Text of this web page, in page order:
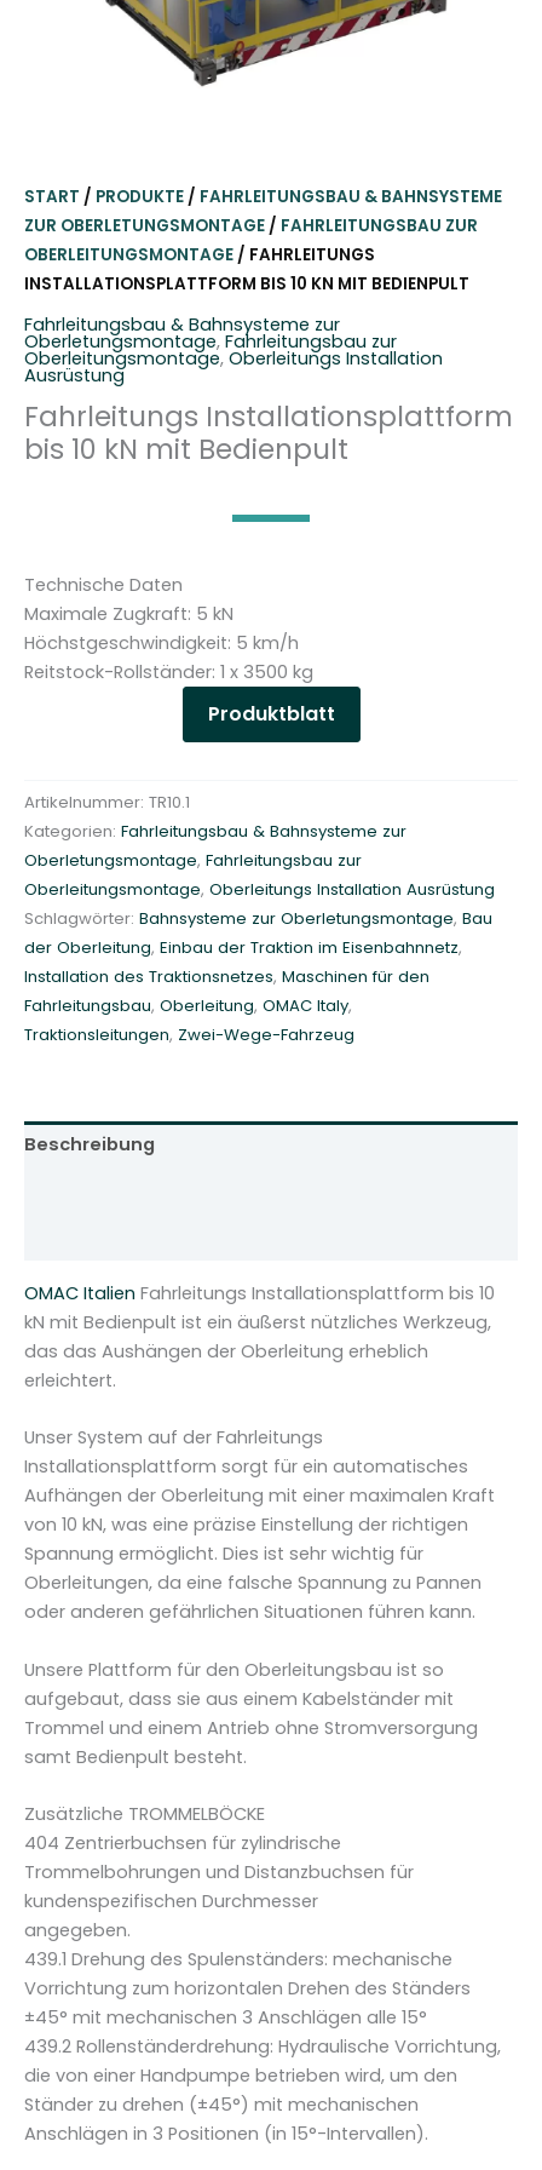
START / PRODUKTE / FAHRLEITUNGSBAU & BAHNSYSTEME
ZUR OBERLETUNGSMONTAGE / FAHRLEITUNGSBAU ZUR
OBERLEITUNGSMONTAGE / FAHRLEITUNGS
INSTALLATIONSPLATTFORM BIS 10 KN MIT BEDIENPULT
Fahrleitungsbau & Bahnsysteme zur
Oberletungsmontage, Fahrleitungsbau zur
Oberleitungsmontage, Oberleitungs Installation
Ausrüstung
Fahrleitungs Installationsplattform
bis 10 kN mit Bedienpult
Technische Daten
Maximale Zugkraft: 5 kN
Höchstgeschwindigkeit: 5 km/h
Reitstock-Rollständer: 1 x 3500 kg
Produktblatt
Artikelnummer: TR10.1
Kategorien: Fahrleitungsbau & Bahnsysteme zur
Oberletungsmontage, Fahrleitungsbau zur
Oberleitungsmontage, Oberleitungs Installation Ausrüstung
Schlagwörter: Bahnsysteme zur Oberletungsmontage, Bau
der Oberleitung, Einbau der Traktion im Eisenbahnnetz,
Installation des Traktionsnetzes, Maschinen für den
Fahrleitungsbau, Oberleitung, OMAC Italy,
Traktionsleitungen, Zwei-Wege-Fahrzeug
Beschreibung
OMAC Italien Fahrleitungs Installationsplattform bis 10
kN mit Bedienpult ist ein äußerst nützliches Werkzeug,
das das Aushängen der Oberleitung erheblich
erleichtert.
Unser System auf der Fahrleitungs
Installationsplattform sorgt für ein automatisches
Aufhängen der Oberleitung mit einer maximalen Kraft
von 10 kN, was eine präzise Einstellung der richtigen
Spannung ermöglicht. Dies ist sehr wichtig für
Oberleitungen, da eine falsche Spannung zu Pannen
oder anderen gefährlichen Situationen führen kann.
Unsere Plattform für den Oberleitungsbau ist so
aufgebaut, dass sie aus einem Kabelständer mit
Trommel und einem Antrieb ohne Stromversorgung
samt Bedienpult besteht.
Zusätzliche TROMMELBÖCKE
404 Zentrierbuchsen für zylindrische
Trommelbohrungen und Distanzbuchsen für
kundenspezifischen Durchmesser
angegeben.
439.1 Drehung des Spulenständers: mechanische
Vorrichtung zum horizontalen Drehen des Ständers
±45° mit mechanischen 3 Anschlägen alle 15°
439.2 Rollenständerdrehung: Hydraulische Vorrichtung,
die von einer Handpumpe betrieben wird, um den
Ständer zu drehen (±45°) mit mechanischen
Anschlägen in 3 Positionen (in 15°-Intervallen).